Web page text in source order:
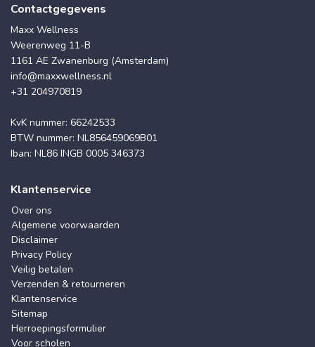
Contactgegevens
Maxx Wellness
Weerenweg 11-B
1161 AE Zwanenburg (Amsterdam)
info@maxxwellness.nl
+31 204970819
KvK nummer: 66242533
BTW nummer: NL856459069B01
Iban: NL86 INGB 0005 346373
Klantenservice
Over ons
Algemene voorwaarden
Disclaimer
Privacy Policy
Veilig betalen
Verzenden & retourneren
Klantenservice
Sitemap
Herroepingsformulier
Voor scholen